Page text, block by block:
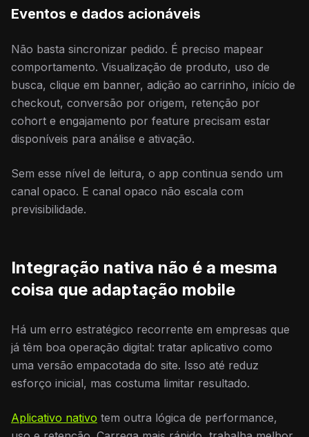
Eventos e dados acionáveis
Não basta sincronizar pedido. É preciso mapear
comportamento. Visualização de produto, uso de
busca, clique em banner, adição ao carrinho, início de
checkout, conversão por origem, retenção por
cohort e engajamento por feature precisam estar
disponíveis para análise e ativação.
Sem esse nível de leitura, o app continua sendo um
canal opaco. E canal opaco não escala com
previsibilidade.
Integração nativa não é a mesma
coisa que adaptação mobile
Há um erro estratégico recorrente em empresas que
já têm boa operação digital: tratar aplicativo como
uma versão empacotada do site. Isso até reduz
esforço inicial, mas costuma limitar resultado.
Aplicativo nativo tem outra lógica de performance,